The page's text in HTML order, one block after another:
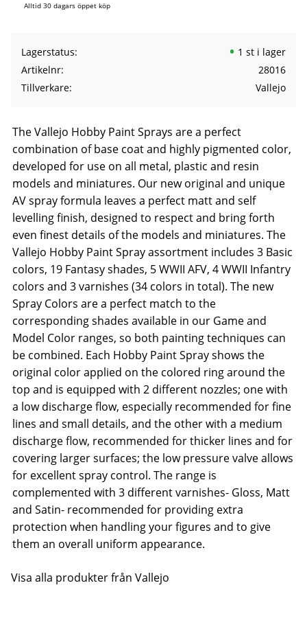
Alltid 30 dagars öppet köp
Lagerstatus
1 st i lager
Artikelnr
28016
Tillverkare
Vallejo
The Vallejo Hobby Paint Sprays are a perfect
combination of base coat and highly pigmented color,
developed for use on all metal, plastic and resin
models and miniatures. Our new original and unique
AV spray formula leaves a perfect matt and self
levelling finish, designed to respect and bring forth
even finest details of the models and miniatures. The
Vallejo Hobby Paint Spray assortment includes 3 Basic
colors, 19 Fantasy shades, 5 WWII AFV, 4 WWII Infantry
colors and 3 varnishes (34 colors in total). The new
Spray Colors are a perfect match to the
corresponding shades available in our Game and
Model Color ranges, so both painting techniques can
be combined. Each Hobby Paint Spray shows the
original color applied on the colored ring around the
top and is equipped with 2 different nozzles; one with
a low discharge flow, especially recommended for fine
lines and small details, and the other with a medium
discharge flow, recommended for thicker lines and for
covering larger surfaces; the low pressure valve allows
for excellent spray control. The range is
complemented with 3 different varnishes- Gloss, Matt
and Satin- recommended for providing extra
protection when handling your figures and to give
them an overall uniform appearance.
Visa alla produkter från Vallejo